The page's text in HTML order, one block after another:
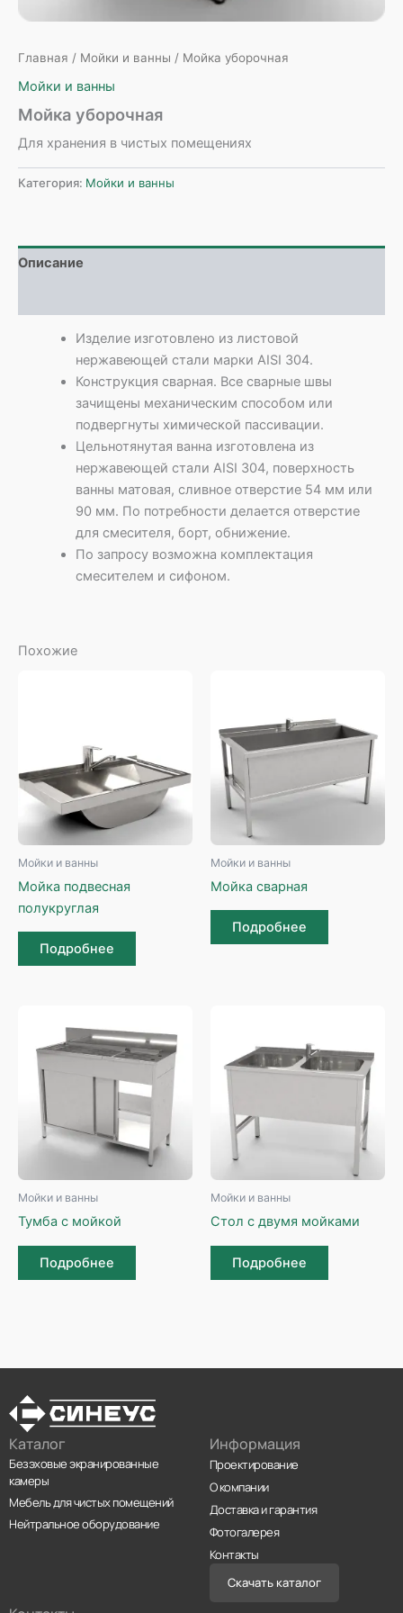
Главная / Мойки и ванны / Мойка уборочная
Мойки и ванны
Мойка уборочная
Для хранения в чистых помещениях
Категория: Мойки и ванны
Описание
Изделие изготовлено из листовой
нержавеющей стали марки AISI 304.
Конструкция сварная. Все сварные швы
зачищены механическим способом или
подвергнуты химической пассивации.
Цельнотянутая ванна изготовлена из
нержавеющей стали AISI 304, поверхность
ванны матовая, сливное отверстие 54 мм или
90 мм. По потребности делается отверстие
для смесителя, борт, обнижение.
По запросу возможна комплектация
смесителем и сифоном.
Похожие
Мойки и ванны
Мойка подвесная
полукруглая
Подробнее
Мойки и ванны
Мойка сварная
Подробнее
Мойки и ванны
Тумба с мойкой
Подробнее
Мойки и ванны
Стол с двумя мойками
Подробнее
Каталог
Безэховые экранированные
камеры
Мебель для чистых помещений
Нейтральное оборудование
Информация
Проектирование
О компании
Доставка и гарантия
Фотогалерея
Контакты
Скачать каталог